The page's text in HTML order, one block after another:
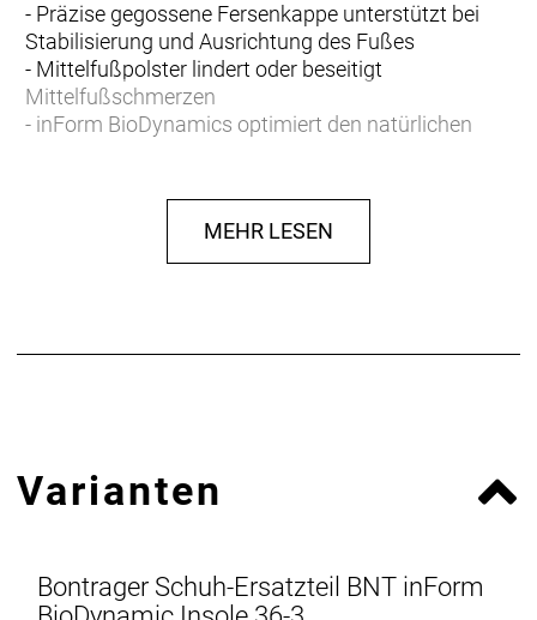
- Präzise gegossene Fersenkappe unterstützt bei
Stabilisierung und Ausrichtung des Fußes
- Mittelfußpolster lindert oder beseitigt
Mittelfußschmerzen
- inForm BioDynamics optimiert den natürlichen
MEHR LESEN
Varianten
Bontrager Schuh-Ersatzteil BNT inForm